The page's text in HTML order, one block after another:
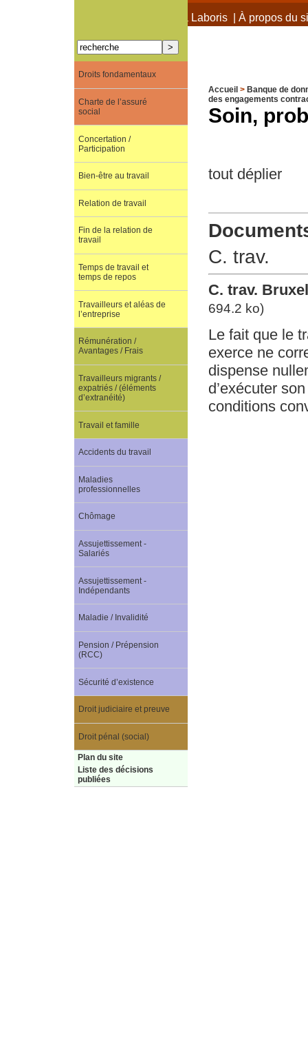
À propos de Terra Laboris| À propos du
Accueil > Banque de
des engagements
Soin,
tout déplier
C. trav.
C. trav.
694.2 ko)
Le fait que le
exerce ne
dispense
d’exécuter
conditions
Droits fondamentaux
Charte de l’assuré
social
Concertation /
Participation
Bien-être au travail
Relation de travail
Fin de la relation de
travail
Temps de travail et
temps de repos
Travailleurs et aléas de
l’entreprise
Rémunération /
Avantages / Frais
Travailleurs migrants /
expatriés / (éléments
d’extranéité)
Travail et famille
Accidents du travail
Maladies
professionnelles
Chômage
Assujettissement -
Salariés
Assujettissement -
Indépendants
Maladie / Invalidité
Pension / Prépension
(RCC)
Sécurité d’existence
Droit judiciaire et preuve
Droit pénal (social)
Plan du site
Liste des décisions
publiées